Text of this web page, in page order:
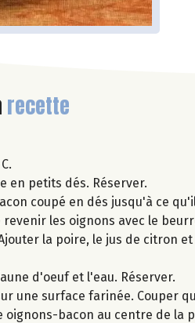
recette
en petits dés. Réserver.
coupé en dés jusqu'à ce
revenir les oignons avec le
la poire, le jus de citron
d'oeuf et l'eau. Réserver.
une surface farinée. Couper
oignons-bacon au centre de la